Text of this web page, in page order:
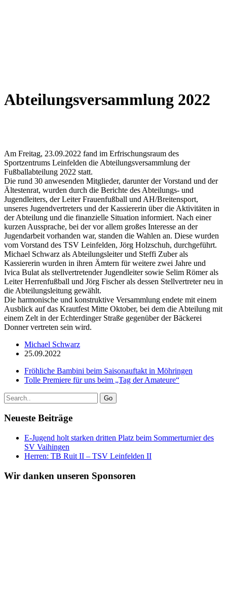
Abteilungsversammlung 2022
Am Freitag, 23.09.2022 fand im Erfrischungsraum des
Sportzentrums Leinfelden die Abteilungsversammlung der
Fußballabteilung 2022 statt.
Die rund 30 anwesenden Mitglieder, darunter der Vorstand und der
Ältestenrat, wurden durch die Berichte des Abteilungs- und
Jugendleiters, der Leiter Frauenfußball und AH/Breitensport,
unseres Jugendvertreters und der Kassiererin über die Aktivitäten in
der Abteilung und die finanzielle Situation informiert. Nach einer
kurzen Aussprache, bei der vor allem großes Interesse an der
Jugendarbeit vorhanden war, standen die Wahlen an. Diese wurden
vom Vorstand des TSV Leinfelden, Jörg Holzschuh, durchgeführt.
Michael Schwarz als Abteilungsleiter und Steffi Zuber als
Kassiererin wurden in ihren Ämtern für weitere zwei Jahre und
Ivica Bulat als stellvertretender Jugendleiter sowie Selim Römer als
Leiter Herrenfußball und Jörg Fischer als dessen Stellvertreter neu in
die Abteilungsleitung gewählt.
Die harmonische und konstruktive Versammlung endete mit einem
Ausblick auf das Krautfest Mitte Oktober, bei dem die Abteilung mit
einem Zelt in der Echterdinger Straße gegenüber der Bäckerei
Donner vertreten sein wird.
Michael Schwarz
25.09.2022
Fröhliche Bambini beim Saisonauftakt in Möhringen
Tolle Premiere für uns beim „Tag der Amateure“
Go
Neueste Beiträge
E-Jugend holt starken dritten Platz beim Sommerturnier des
SV Vaihingen
Herren: TB Ruit II – TSV Leinfelden II
Wir danken unseren Sponsoren